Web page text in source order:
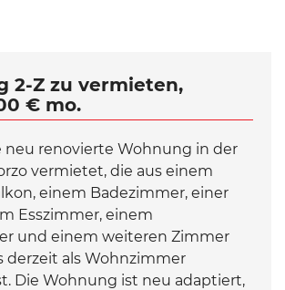
2-Z zu vermieten,
€ mo.
neu renovierte Wohnung in der
vermietet, die aus einem
einem Badezimmer, einer
Esszimmer, einem
und einem weiteren Zimmer
derzeit als Wohnzimmer
Die Wohnung ist neu adaptiert,